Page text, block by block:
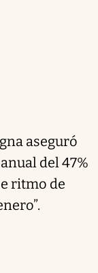
aseguró
del 47%
ritmo de